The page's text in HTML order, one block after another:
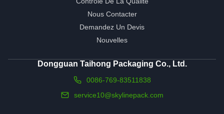
Nous Contacter
Demandez Un Devis
Nouvelles
Dongguan Taihong Packaging Co., Ltd.
0086-769-83511838
service10@skylinepack.com